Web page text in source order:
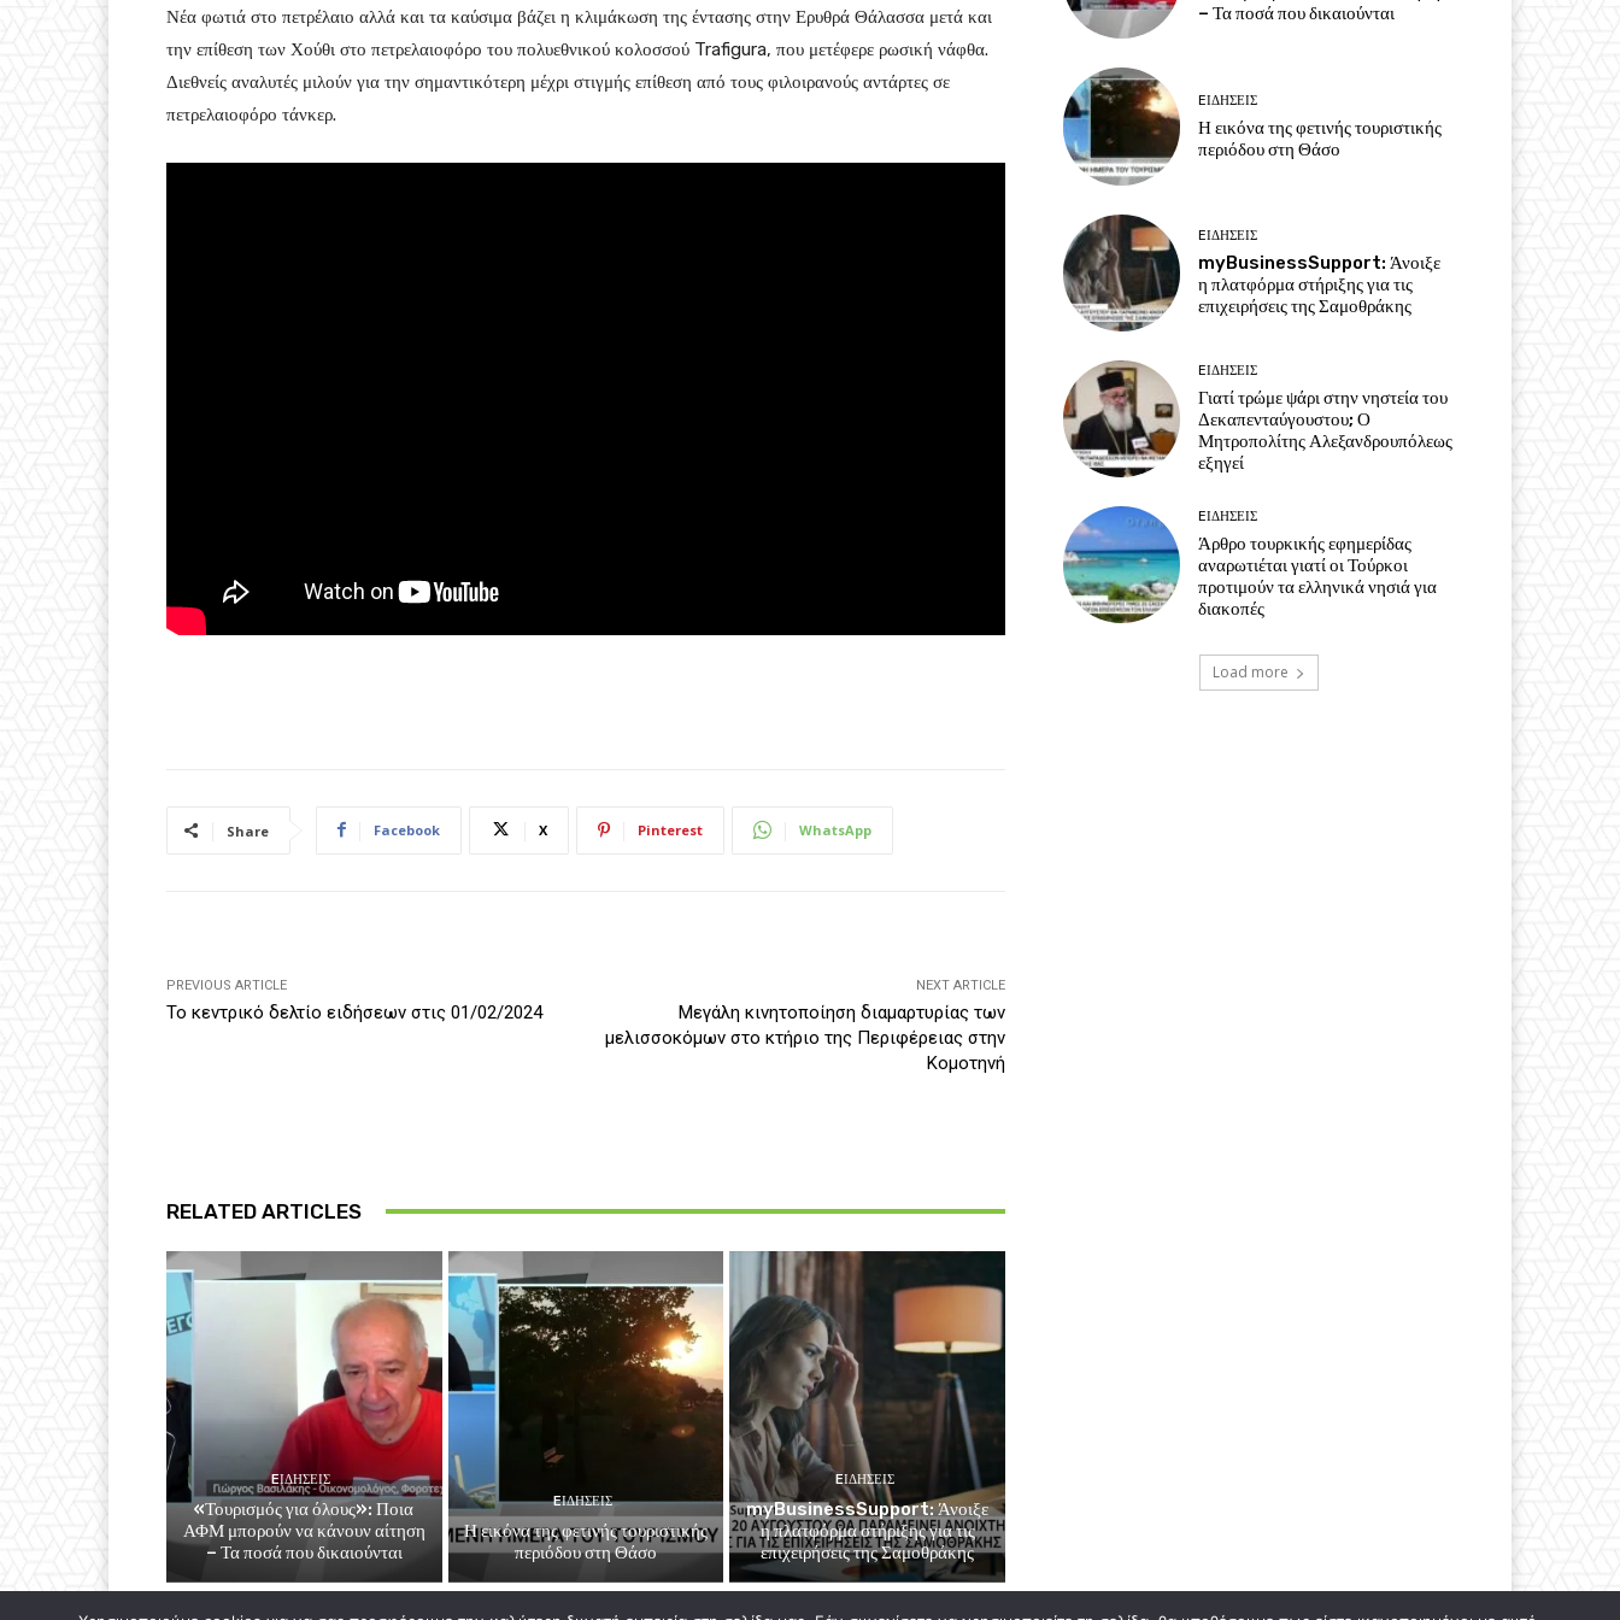
Νέα φωτιά στο πετρέλαιο αλλά και τα καύσιμα βάζει η κλιμάκωση της έντασης στην Ερυθρά Θάλασσα μετά και
την επίθεση των Χούθι στο πετρελαιοφόρο του πολυεθνικού κολοσσού Trafigura, που μετέφερε ρωσική νάφθα.
Διεθνείς αναλυτές μιλούν για την σημαντικότερη μέχρι στιγμής επίθεση από τους φιλοιρανούς αντάρτες σε
πετρελαιοφόρο τάνκερ.
Share Facebook X Pinterest WhatsApp
PREVIOUS ARTICLE
Το κεντρικό δελτίο ειδήσεων στις 01/02/2024
NEXT ARTICLE
Μεγάλη κινητοποίηση διαμαρτυρίας των
μελισσοκόμων στο κτήριο της Περιφέρειας στην
Κομοτηνή
RELATED ARTICLES
EΙΔΗΣΕΙΣ
«Τουρισμός για όλους»: Ποια
ΑΦΜ μπορούν να κάνουν αίτηση
– Τα ποσά που δικαιούνται
EΙΔΗΣΕΙΣ
Η εικόνα της φετινής τουριστικής
περιόδου στη Θάσο
EΙΔΗΣΕΙΣ
myBusinessSupport: Άνοιξε
η πλατφόρμα στήριξης για τις
επιχειρήσεις της Σαμοθράκης
– Τα ποσά που δικαιούνται
EΙΔΗΣΕΙΣ
Η εικόνα της φετινής τουριστικής
περιόδου στη Θάσο
EΙΔΗΣΕΙΣ
myBusinessSupport: Άνοιξε
η πλατφόρμα στήριξης για τις
επιχειρήσεις της Σαμοθράκης
EΙΔΗΣΕΙΣ
Γιατί τρώμε ψάρι στην νηστεία του
Δεκαπενταύγουστου; Ο
Μητροπολίτης Αλεξανδρουπόλεως
εξηγεί
EΙΔΗΣΕΙΣ
Άρθρο τουρκικής εφημερίδας
αναρωτιέται γιατί οι Τούρκοι
προτιμούν τα ελληνικά νησιά για
διακοπές
Load more